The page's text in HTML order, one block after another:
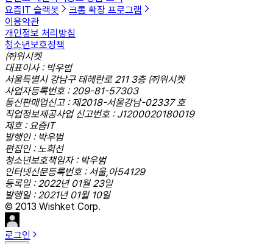
요즘IT 슬랙봇
크롬 확장 프로그램
이용약관
개인정보 처리방침
청소년보호정책
㈜위시켓
대표이사 : 박우범
서울특별시 강남구 테헤란로 211 3층 ㈜위시켓
사업자등록번호 : 209-81-57303
통신판매업신고 : 제2018-서울강남-02337 호
직업정보제공사업 신고번호 : J1200020180019
제호 : 요즘IT
발행인 : 박우범
편집인 : 노희선
청소년보호책임자 : 박우범
인터넷신문등록번호 : 서울,아54129
등록일 : 2022년 01월 23일
발행일 : 2021년 01월 10일
© 2013 Wishket Corp.
로그인